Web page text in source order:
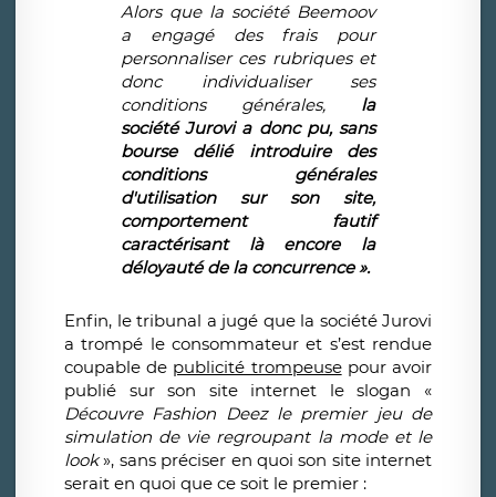
Alors que la sociétéBeemoov
a engagédes frais pour
personnaliser ces rubriques et
donc individualiser ses
conditions générales, la
sociétéJurovi a donc pu, sans
bourse déliéintroduire des
conditions générales
d'utilisation sur son site,
comportement fautif
caractérisant làencore la
déloyautéde la concurrence».
Enfin, le tribunal a jugé que la société Jurovi
a trompé le consommateur et s’est rendue
coupable de publicité trompeusepour avoir
publié sur son site internet le slogan «
Découvre Fashion Deez le premier jeu de
simulation de vie regroupant la mode et le
look», sans préciser en quoi son site internet
serait en quoi que ce soit le premier :